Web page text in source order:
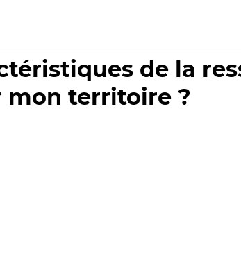
de la
mon territoire ?